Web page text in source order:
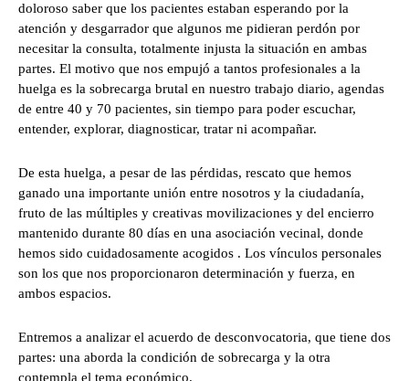
doloroso saber que los pacientes estaban esperando por la
atención y desgarrador que algunos me pidieran perdón por
necesitar la consulta, totalmente injusta la situación en ambas
partes. El motivo que nos empujó a tantos profesionales a la
huelga es la sobrecarga brutal en nuestro trabajo diario, agendas
de entre 40 y 70 pacientes, sin tiempo para poder escuchar,
entender, explorar, diagnosticar, tratar ni acompañar.
De esta huelga, a pesar de las pérdidas, rescato que hemos
ganado una importante unión entre nosotros y la ciudadanía,
fruto de las múltiples y creativas movilizaciones y del encierro
mantenido durante 80 días en una asociación vecinal, donde
hemos sido cuidadosamente acogidos . Los vínculos personales
son los que nos proporcionaron determinación y fuerza, en
ambos espacios.
Entremos a analizar el acuerdo de desconvocatoria, que tiene dos
partes: una aborda la condición de sobrecarga y la otra
contempla el tema económico.